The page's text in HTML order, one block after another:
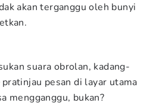
akan terganggu oleh bunyi
suara obrolan, kadang-
pratinjau pesan di layar utama
mengganggu, bukan?